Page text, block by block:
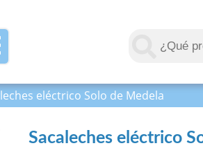
eléctrico Solo de Medela
Sacaleches eléctrico